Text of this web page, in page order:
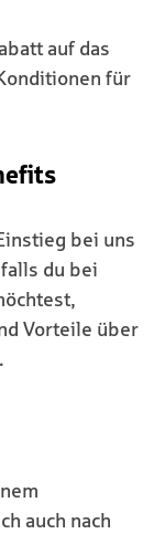
auf das
für
bei uns
du bei
Vorteile über
auch nach